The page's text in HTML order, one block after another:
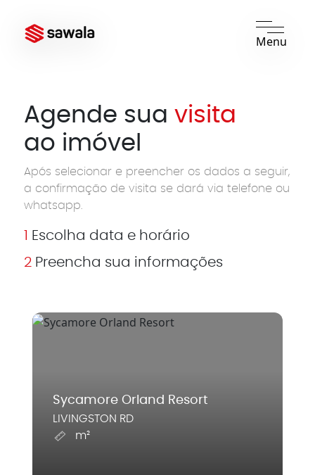
Menu
Agende suavisita
ao imóvel
Após selecionar e preencher os dados a seguir,
a confirmação de visita se dará via telefone ou
whatsapp.
Escolha data e horário
2 Preencha sua informações
Sycamore Orland Resort
LIVINGSTON RD
m²